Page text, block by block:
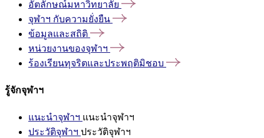
อัตลักษณ์มหาวิทยาลัย
จุฬาฯ กับความยั่งยืน
ข้อมูลและสถิติ
หน่วยงานของจุฬาฯ
ร้องเรียนทุจริตและประพฤติมิชอบ
รู้จักจุฬาฯ
แนะนำจุฬาฯ แนะนำจุฬาฯ
ประวัติจุฬาฯ ประวัติจุฬาฯ